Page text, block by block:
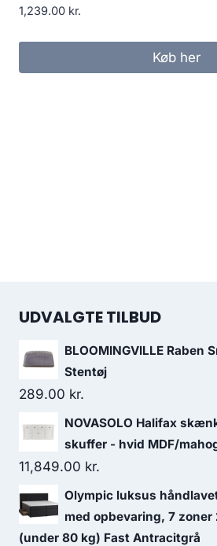
1,239.00 kr.
Køb her
UDVALGTE TILBUD
BLOOMINGVILLE Raben
Stentøj
289.00 kr.
NOVASOLO Halifax
skuffer - hvid MDF/
11,849.00 kr.
Olympic luksus
med opbevaring, 7
(under 80 kg) Fast Antracitgrå